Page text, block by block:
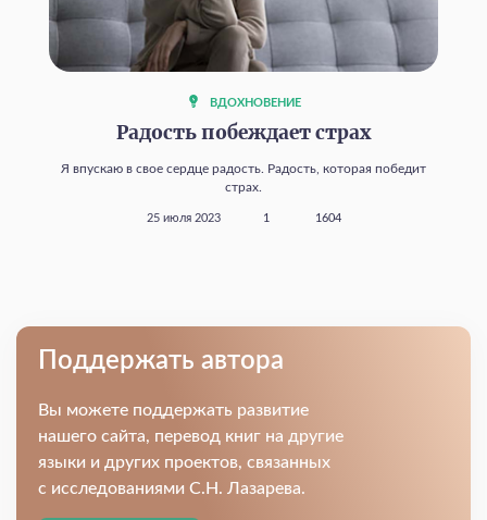
ВДОХНОВЕНИЕ
Радость побеждает страх
Я впускаю в свое сердце радость. Радость, которая победит
страх.
25 июля 2023 1 1604
Поддержать автора
Вы можете поддержать развитие
нашего сайта, перевод книг на другие
языки и других проектов, связанных
с исследованиями С.Н. Лазарева.